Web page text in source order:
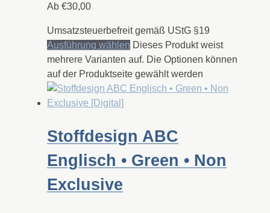
Ab €30,00
Umsatzsteuerbefreit gemäß UStG §19
Ausführung wählen Dieses Produkt weist
mehrere Varianten auf. Die Optionen können
auf der Produktseite gewählt werden
Stoffdesign ABC
Englisch • Green • Non
Exclusive